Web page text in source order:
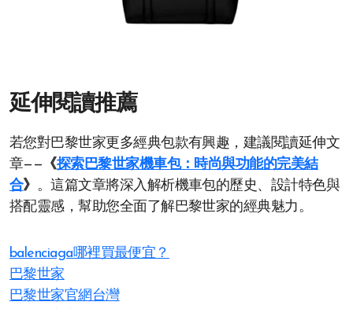
延伸閱讀推薦
若您對巴黎世家更多經典包款有興趣，建議閱讀延伸文
章—— 《探索巴黎世家機車包：時尚與功能的完美結
合》 。這篇文章將深入解析機車包的歷史、設計特色與
搭配靈感，幫助您全面了解巴黎世家的經典魅力。
balenciaga哪裡買最便宜？
巴黎世家
巴黎世家官網台灣